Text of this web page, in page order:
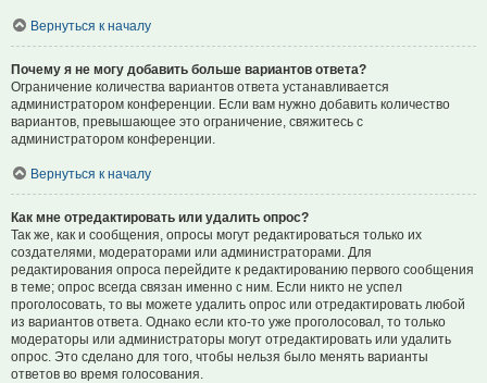
Вернуться к началу
Почему я не могу добавить больше вариантов ответа?
Ограничение количества вариантов ответа устанавливается
администратором конференции. Если вам нужно добавить количество
вариантов, превышающее это ограничение, свяжитесь с
администратором конференции.
Вернуться к началу
Как мне отредактировать или удалить опрос?
Так же, как и сообщения, опросы могут редактироваться только их
создателями, модераторами или администраторами. Для
редактирования опроса перейдите к редактированию первого сообщения
в теме; опрос всегда связан именно с ним. Если никто не успел
проголосовать, то вы можете удалить опрос или отредактировать любой
из вариантов ответа. Однако если кто-то уже проголосовал, то только
модераторы или администраторы могут отредактировать или удалить
опрос. Это сделано для того, чтобы нельзя было менять варианты
ответов во время голосования.